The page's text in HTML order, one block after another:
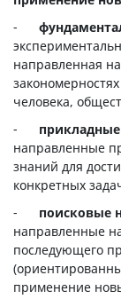
-
направленная
человека,
-
направленные
знаний для
конкретных
- поисковые
направленные
последующего
применение